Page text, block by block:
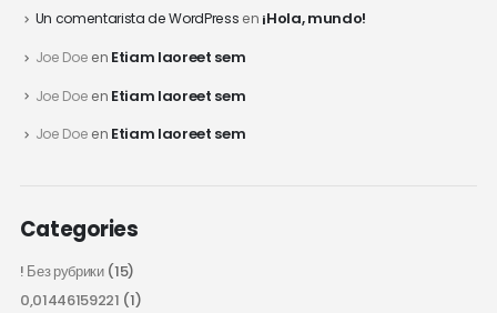
Un comentarista de WordPress en ¡Hola, mundo!
Joe Doe en Etiam laoreet sem
Joe Doe en Etiam laoreet sem
Joe Doe en Etiam laoreet sem
Categories
! Без рубрики(15)
0,01446159221 (1)